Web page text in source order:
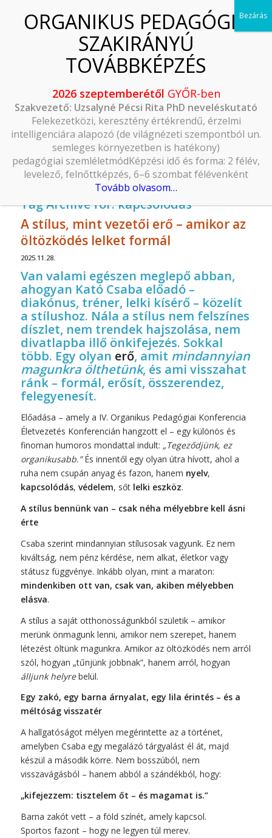
Tag Archive for:kapcsolódás
A stílus, mint vezetői erő – amikor az
öltözködés lelket formál
2025.11.28.
Van valami egészen meglepő abban,
ahogyan Kató Csaba előadó –
diakónus, tréner, lelki kísérő – közelít
a stílushoz. Nála a stílus nem felszínes
díszlet, nem trendek hajszolása, nem
divatlapba illő önkifejezés. Sokkal
több. Egy olyan erő, amit mindannyian
magunkra ölthetünk, és ami visszahat
ránk – formál, erősít, összerendez,
felegyenesít.
Előadása – amely a IV. Organikus Pedagógiai Konferencia
Életvezetés Konferencián hangzott el – egy különös és
finoman humoros mondattal indult: „Tegeződjünk, ez
organikusabb.”És innentől egy olyan útra hívott, ahol a
ruha nem csupán anyag és fazon, hanem nyelv,
kapcsolódás, védelem, sőt lelki eszköz.
A stílus bennünk van – csak néha mélyebbre kell ásni
érte
Csaba szerint mindannyian stílusosak vagyunk. Ez nem
kiváltság, nem pénz kérdése, nem alkat, életkor vagy
státusz függvénye. Inkább olyan, mint a maraton:
mindenkiben ott van, csak van, akiben mélyebben
elásva.
A stílus a saját otthonosságunkból születik – amikor
merünk önmagunk lenni, amikor nem szerepet, hanem
létezést öltünk magunkra. Amikor az öltözködés nem arról
szól, hogyan „tűnjünk jobbnak”, hanem arról, hogyan
álljunk helyrebelül.
Egy zakó, egy barna árnyalat, egy lila érintés – és a
méltóság visszatér
A hallgatóságot mélyen megérintette az a történet,
amelyben Csaba egy megalázó tárgyalást él át, majd
készül a második körre. Nem bosszúból, nem
visszavágásból – hanem abból a szándékból, hogy:
„kifejezzem: tisztelem őt – és magamat is.”
Barna zakót vett – a föld színét, amely kapcsol.
Sportos fazont – hogy ne legyen túl merev.
2026 szeptemberétől GYŐR-ben
Szakvezető: Uzsalyné Pécsi Rita PhD neveléskutató
Felekezetközi, keresztény értékrendű, érzelmi
intelligenciára alapozó (de világnézeti szempontból un.
semleges környezetben is hatékony)
pedagógiai szemléletmódKépzési idő és forma: 2 félév,
levelező, felnőttképzés, 6–6 szombat félévenként
Tovább olvasom…